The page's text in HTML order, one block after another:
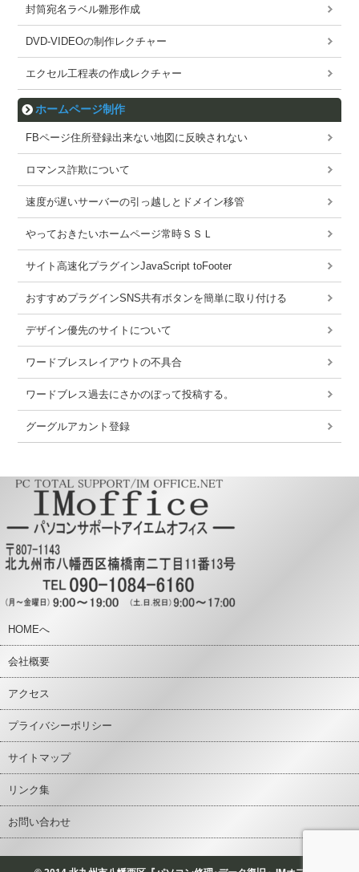
封筒宛名ラベル雛形作成
DVD-VIDEOの制作レクチャー
エクセル工程表の作成レクチャー
ホームページ制作
FBページ住所登録出来ない地図に反映されない
ロマンス詐欺について
速度が遅いサーバーの引っ越しとドメイン移管
やっておきたいホームページ常時ＳＳＬ
サイト高速化プラグインJavaScript toFooter
おすすめプラグインSNS共有ボタンを簡単に取り付ける
デザイン優先のサイトについて
ワードブレスレイアウトの不具合
ワードブレス過去にさかのぼって投稿する。
グーグルアカント登録
HOMEへ
会社概要
アクセス
プライバシーポリシー
サイトマップ
リンク集
お問い合わせ